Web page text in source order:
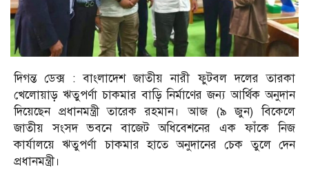
দিগন্ত ডেক্স : বাংলাদেশ জাতীয় নারী ফুটবল দলের তারকা
খেলোয়াড় ঋতুপর্ণা চাকমার বাড়ি নির্মাণের জন্য আর্থিক অনুদান
দিয়েছেন প্রধানমন্ত্রী তারেক রহমান। আজ (৯ জুন) বিকেলে
জাতীয় সংসদ ভবনে বাজেট অধিবেশনের এক ফাঁকে নিজ
কার্যালয়ে ঋতুপর্ণা চাকমার হাতে অনুদানের চেক তুলে দেন
প্রধানমন্ত্রী।